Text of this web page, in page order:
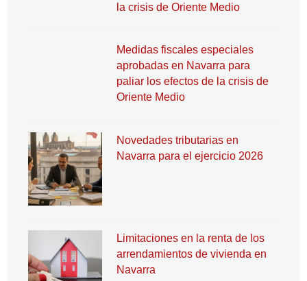
la crisis de Oriente Medio
Medidas fiscales especiales
aprobadas en Navarra para
paliar los efectos de la crisis de
Oriente Medio
Novedades tributarias en
Navarra para el ejercicio 2026
Limitaciones en la renta de los
arrendamientos de vivienda en
Navarra